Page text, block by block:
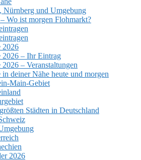
Nürnberg und Umgebung
Wo ist morgen Flohmarkt?
2026
2026 – Ihr Eintrag
– Veranstaltungen
deiner Nähe heute und morgen
Main-Gebiet
Städten in Deutschland
2026